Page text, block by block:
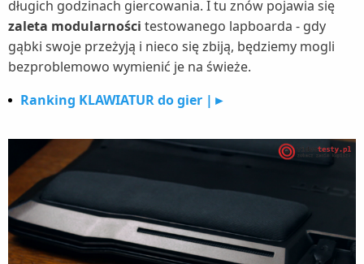
długich godzinach giercowania. I tu znów pojawia się
zaleta modularności testowanego lapboarda - gdy
gąbki swoje przeżyją i nieco się zbiją, będziemy mogli
bezproblemowo wymienić je na świeże.
Ranking KLAWIATUR do gier |►